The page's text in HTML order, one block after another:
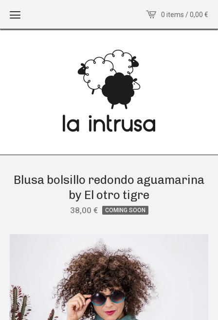
0 items / 0,00 €
Blusa bolsillo redondo aguamarina
by El otro tigre
38,00 € COMING SOON